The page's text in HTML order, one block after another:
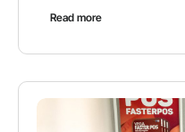
Read more